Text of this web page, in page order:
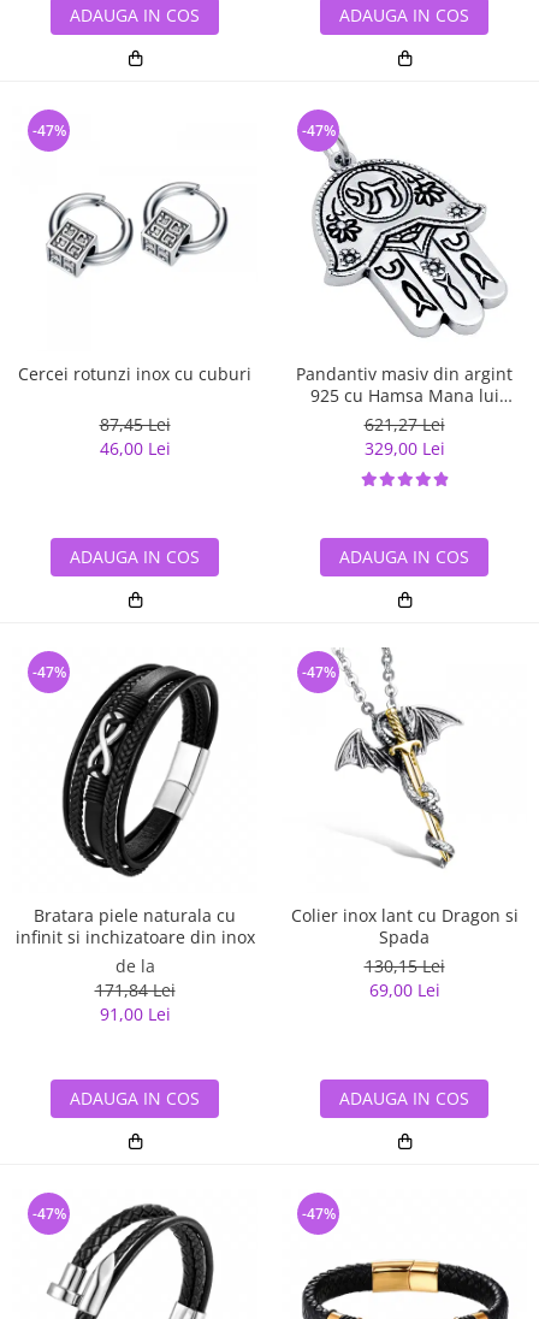
ADAUGA IN COS ADAUGA IN COS
Cercei rotunzi inox cu cuburi
87,45 Lei
46,00 Lei
-47%
ADAUGA IN COS
Pandantiv masiv din argint
925 cu Hamsa Mana lui
Fatima
621,27 Lei
329,00 Lei
-47%
ADAUGA IN COS
Bratara piele naturala cu
infinit si inchizatoare din inox
de la
171,84 Lei
91,00 Lei
-47%
ADAUGA IN COS
Colier inox lant cu Dragon si
Spada
130,15 Lei
69,00 Lei
-47%
ADAUGA IN COS
-47% -47%